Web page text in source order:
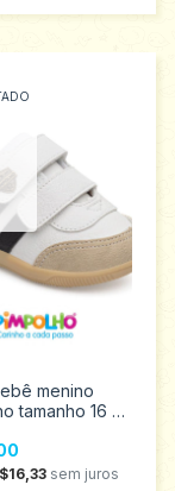
menino
tamanho 16 ao
sem juros